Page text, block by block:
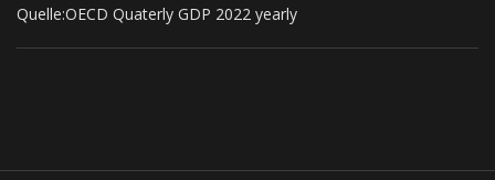
Quelle:OECD Quaterly GDP 2022 yearly